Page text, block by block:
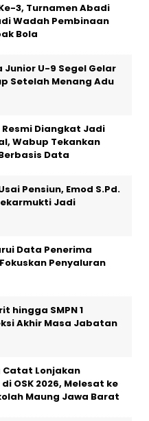
3, Turnamen Abadi
Wadah Pembinaan
Bola
U-9 Segel Gelar
Setelah Menang Adu
Resmi Diangkat Jadi
Wabup Tekankan
Data
Pensiun, Emod S.Pd.
Jadi
Data Penerima
Penyaluran
hingga SMPN 1
Akhir Masa Jabatan
Catat Lonjakan
OSK 2026, Melesat ke
Maung Jawa Barat